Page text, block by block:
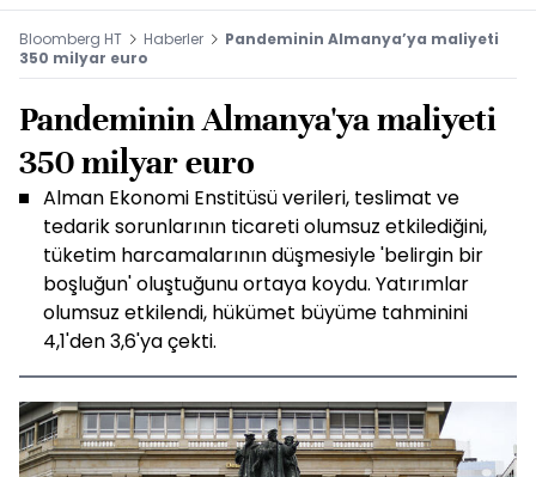
Bloomberg HT Haberler
Pandeminin Almanya’ya maliyeti
350 milyar euro
Pandeminin Almanya'ya maliyeti
350 milyar euro
Alman Ekonomi Enstitüsü verileri, teslimat ve
tedarik sorunlarının ticareti olumsuz etkilediğini,
tüketim harcamalarının düşmesiyle 'belirgin bir
boşluğun' oluştuğunu ortaya koydu. Yatırımlar
olumsuz etkilendi, hükümet büyüme tahminini
4,1'den 3,6'ya çekti.